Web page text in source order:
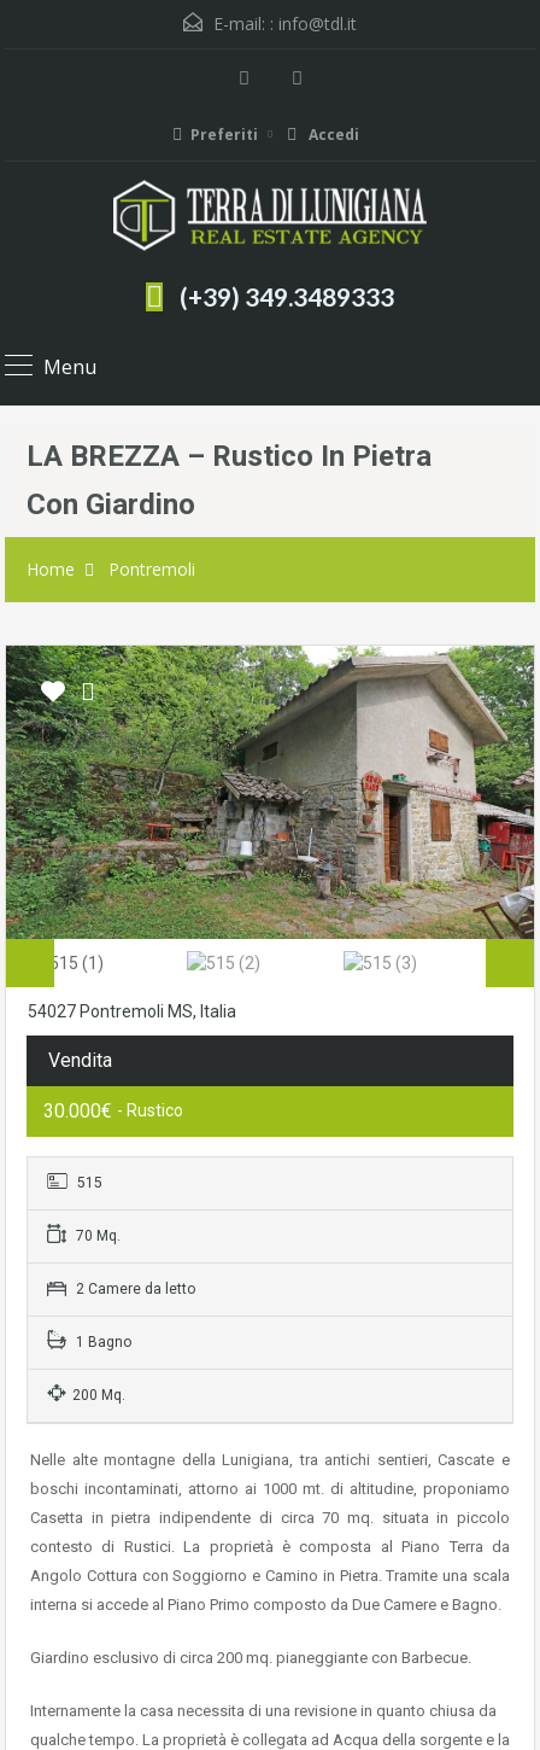
E-mail: : info@tdl.it
Preferiti Accedi
(+39) 349.3489333
Menu
LA BREZZA – Rustico In Pietra
Con Giardino
Home Pontremoli
54027 Pontremoli MS, Italia
Vendita
30.000€ - Rustico
515
70 Mq.
2 Camere da letto
1 Bagno
200 Mq.
Nelle alte montagne della Lunigiana, tra antichi sentieri, Cascate e
boschi incontaminati, attorno ai 1000 mt. di altitudine, proponiamo
Casetta in pietra indipendente di circa 70 mq. situata in piccolo
contesto di Rustici. La proprietà è composta al Piano Terra da
Angolo Cottura con Soggiorno e Camino in Pietra. Tramite una scala
interna si accede al Piano Primo composto da Due Camere e Bagno.
Giardino esclusivo di circa 200 mq. pianeggiante con Barbecue.
Internamente la casa necessita di una revisione in quanto chiusa da
qualche tempo. La proprietà è collegata ad Acqua della sorgente e la